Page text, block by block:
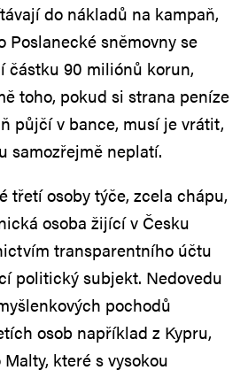
do nákladů na kampaň,
Poslanecké sněmovny se
částku 90 miliónů korun,
toho, pokud si strana peníze
půjčí v bance, musí je vrátit,
samozřejmě neplatí.
třetí osoby týče, zcela chápu,
osoba žijící v Česku
transparentního účtu
politický subjekt. Nedovedu
pochodů
osob například z Kypru,
které s vysokou